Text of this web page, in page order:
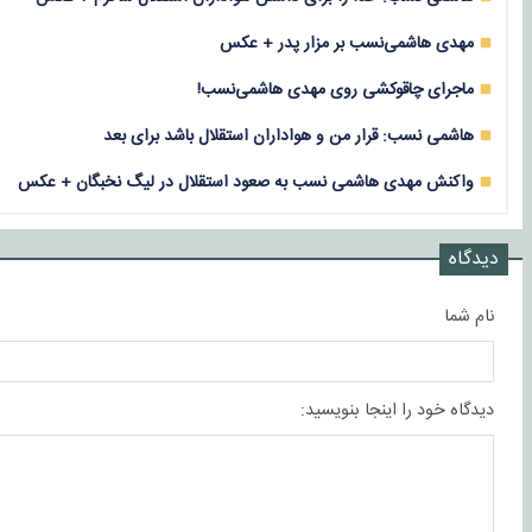
مهدی هاشمی‌نسب بر مزار پدر + عکس
ماجرای چاقوکشی روی مهدی هاشمی‌نسب!
هاشمی نسب: قرار من و هواداران استقلال باشد برای بعد
واکنش مهدی هاشمی نسب به صعود استقلال در لیگ نخبگان + عکس
دیدگاه
نام شما
دیدگاه خود را اینجا بنویسید: